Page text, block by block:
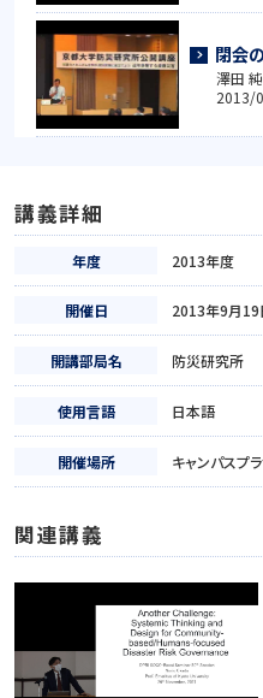
閉会
澤田
講義詳細
年度 2013年度
開催日 2013年9月19
開講部局名 防災研究所
使用言語 日本語
開催場所 キャンパスプ
関連講義